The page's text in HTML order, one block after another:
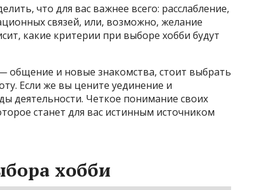
что для вас важнее всего: расслабление,
связей, или, возможно, желание
какие критерии при выборе хобби будут
общение и новые знакомства, стоит выбрать
Если же вы цените уединение и
деятельности. Четкое понимание своих
станет для вас истинным источником
хобби